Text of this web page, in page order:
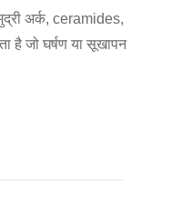
अर्क, ceramides,
है जो घर्षण या सूखापन